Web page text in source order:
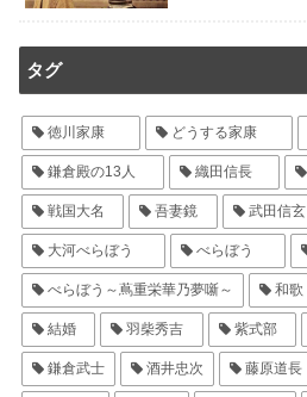
タグ
徳川家康 どうする家康
鎌倉殿の13人 織田信長
戦国大名 吾妻鏡 武田信玄
大河べらぼう べらぼう
べらぼう～蔦重栄華乃夢噺～ 和歌
結婚 羽柴秀吉 紫式部
鎌倉武士 酒井忠次 藤原道長